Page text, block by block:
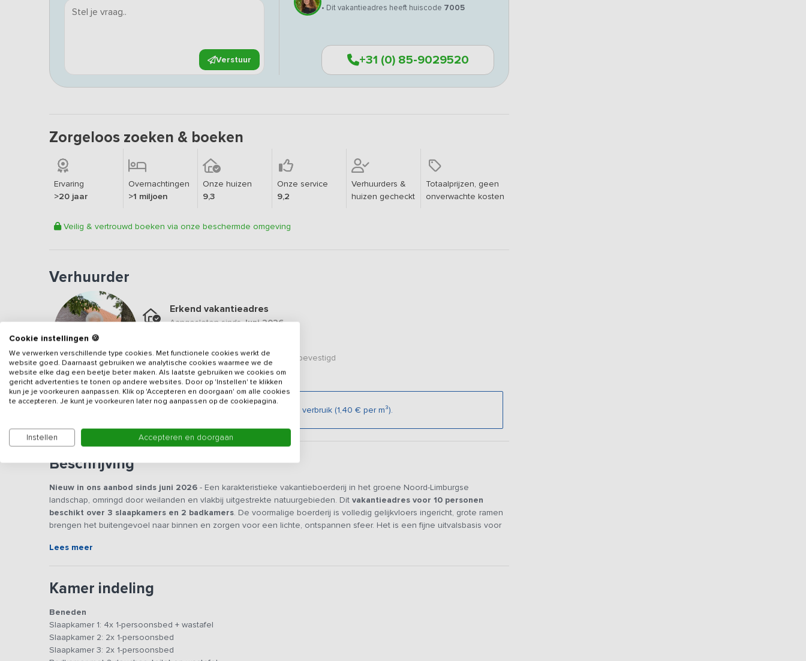
Verstuur
• Dit vakantieadres heeft huiscode 7005
+31 (0) 85-9029520
Zorgeloos zoeken & boeken
Ervaring
>20 jaar
Overnachtingen
>1 miljoen
Onze huizen
9,3
Onze service
9,2
Verhuurders &
huizen gecheckt
Totaalprijzen, geen
onverwachte kosten
Veilig & vertrouwd boeken via onze beschermde omgeving
Verhuurder
Erkend vakantieadres
Aangesloten sindsJuni 2026
Gegevens van de verhuurder zijn bevestigd
De gaskosten worden achteraf verrekend op basis van het verbruik (1,40 € per m³).
Beschrijving
Nieuw in ons aanbod sinds juni 2026 - Een karakteristieke vakantieboerderij in het groene Noord-Limburgse
landschap, omringd door weilanden en vlakbij uitgestrekte natuurgebieden. Dit vakantieadres voor 10 personen
beschikt over 3 slaapkamers en 2 badkamers. De voormalige boerderij is volledig gelijkvloers ingericht, grote ramen
brengen het buitengevoel naar binnen en zorgen voor een lichte, ontspannen sfeer. Het is een fijne uitvalsbasis voor
In de woonkamer zorgen het hoge plafond met zichtbare balken en het uitzicht op de tuin voor een open en ruimtelijk
gevoel. De grote hoekbank nodigt uit tot
vaatwasser (+vaatwastabletten), koffiezetapparaat (+koffiefilters) en uiteraard van voldoende servies en keukengerei.
Hierkook je samen, schuiven anderen alvast aan de grote eettafel met een drankje
volgende dag en geniet je als vanzelf van de gezelligheid.
Lees meer
Kamer indeling
Beneden
Slaapkamer 1: 4x 1-persoonsbed + wastafel
Slaapkamer 2: 2x 1-persoonsbed
Slaapkamer 3: 2x 1-persoonsbed
Cookie instellingen 🍪
We verwerken verschillende type cookies. Met functionele cookies werkt de
website goed. Daarnaast gebruiken we analytische cookies waarmee we de
website elke dag een beetje beter maken. Als laatste gebruiken we cookies om
gericht advertenties te tonen op andere websites. Door op 'Instellen' te klikken
kun je je voorkeuren aanpassen. Klik op 'Accepteren en doorgaan' om alle cookies
te accepteren. Je kunt je voorkeuren later nog aanpassen op de cookiepagina.
Instellen Accepteren en doorgaan